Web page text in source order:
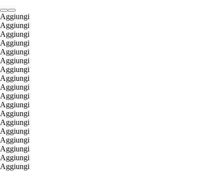
Aggiungi
Aggiungi
Aggiungi
Aggiungi
Aggiungi
Aggiungi
Aggiungi
Aggiungi
Aggiungi
Aggiungi
Aggiungi
Aggiungi
Aggiungi
Aggiungi
Aggiungi
Aggiungi
Aggiungi
Aggiungi